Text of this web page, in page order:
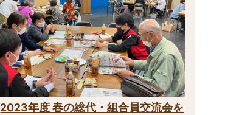
2023年度 春の総代・組合員交流会を